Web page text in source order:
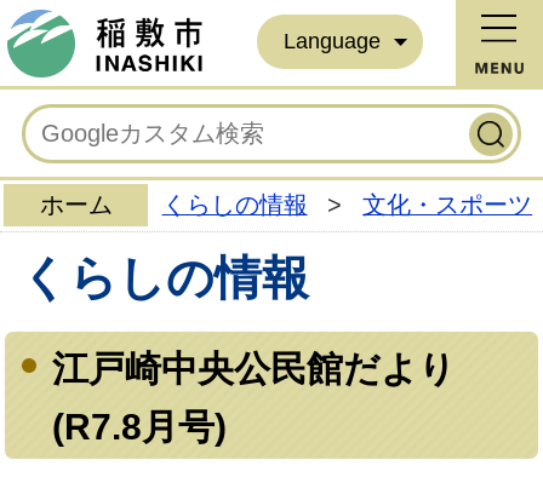
Language
ホーム くらしの情報 > 文化・スポーツ
くらしの情報
江戸崎中央公民館だより
(R7.8月号)